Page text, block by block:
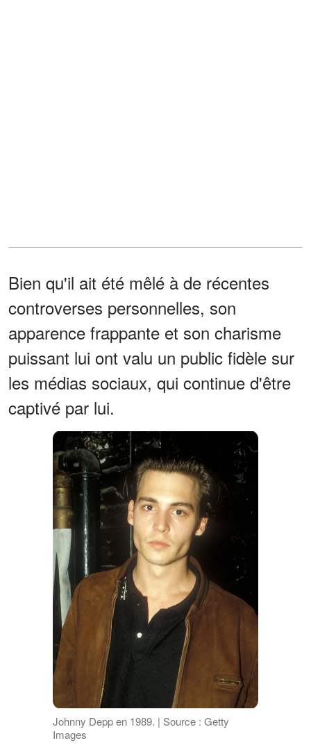
Bien qu'il ait été mêlé à de récentes
controverses personnelles, son
apparence frappante et son charisme
puissant lui ont valu un public fidèle sur
les médias sociaux, qui continue d'être
captivé par lui.
Johnny Depp en 1989. | Source : Getty
Images